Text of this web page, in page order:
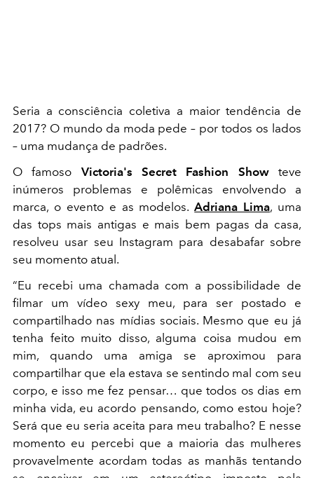
Seria a consciência coletiva a maior tendência de
2017? O mundo da moda pede – por todos os lados
– uma mudança de padrões.
O famoso Victoria's Secret Fashion Showteve
inúmeros problemas e polêmicas envolvendo a
marca, o evento e as modelos.Adriana Lima, uma
das tops mais antigas e mais bem pagas da casa,
resolveu usar seu Instagram para desabafar sobre
seu momento atual.
“Eu recebi uma chamada com a possibilidade de
filmar um vídeo sexy meu, para ser postado e
compartilhado nas mídias sociais. Mesmo que eu já
tenha feito muito disso, alguma coisa mudou em
mim, quando uma amiga se aproximou para
compartilhar que ela estava se sentindo mal com seu
corpo, e isso me fez pensar… que todos os dias em
minha vida, eu acordo pensando, como estou hoje?
Será que eu seria aceita para meu trabalho? E nesse
momento eu percebi que a maioria das mulheres
provavelmente acordam todas as manhãs tentando